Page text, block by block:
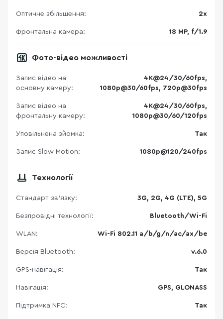
Оптичне збільшення: 2x
Фронтальна камера: 18 MP, f/1.9
Фото-відео можливості
Запис відео на
основну камеру:
4K@24/30/60fps,
1080p@30/60fps, 720p@30fps
Запис відео на
фронтальну камеру:
4K@24/30/60fps,
1080p@30/60/120fps
Уповільнена зйомка: Так
Запис Slow Motion: 1080p@120/240fps
Технології
Стандарт зв'язку: 3G, 2G, 4G (LTE), 5G
Безпровідні технології: Bluetooth/Wi-Fi
WLAN: Wi-Fi 802.11 a/b/g/n/ac/ax/be
Версія Bluetooth: v.6.0
GPS-навігація: Так
Навігація: GPS, GLONASS
Підтримка NFC: Так